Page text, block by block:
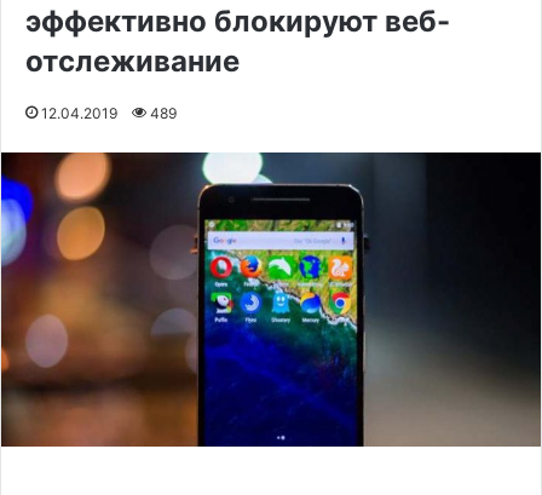
эффективно блокируют веб-
отслеживание
12.04.2019 489